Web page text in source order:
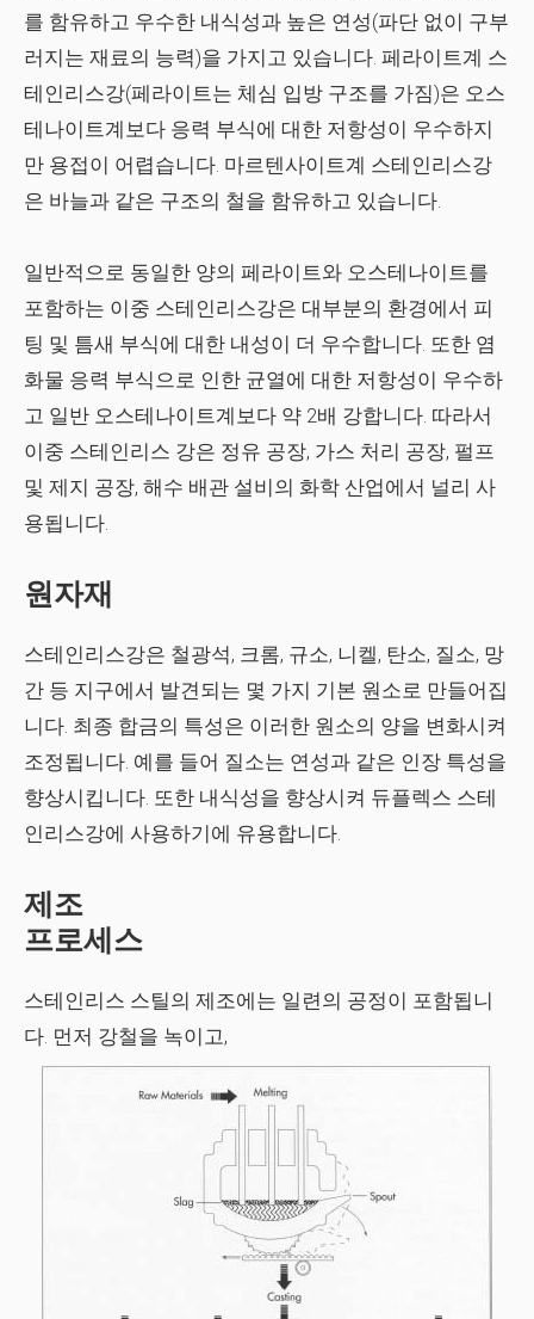
를 함유하고 우수한 내식성과 높은 연성(파단 없이 구부
러지는 재료의 능력)을 가지고 있습니다. 페라이트계 스
테인리스강(페라이트는 체심 입방 구조를 가짐)은 오스
테나이트계보다 응력 부식에 대한 저항성이 우수하지
만 용접이 어렵습니다. 마르텐사이트계 스테인리스강
은 바늘과 같은 구조의 철을 함유하고 있습니다.
일반적으로 동일한 양의 페라이트와 오스테나이트를
포함하는 이중 스테인리스강은 대부분의 환경에서 피
팅 및 틈새 부식에 대한 내성이 더 우수합니다. 또한 염
화물 응력 부식으로 인한 균열에 대한 저항성이 우수하
고 일반 오스테나이트계보다 약 2배 강합니다. 따라서
이중 스테인리스 강은 정유 공장, 가스 처리 공장, 펄프
및 제지 공장, 해수 배관 설비의 화학 산업에서 널리 사
용됩니다.
원자재
스테인리스강은 철광석, 크롬, 규소, 니켈, 탄소, 질소, 망
간 등 지구에서 발견되는 몇 가지 기본 원소로 만들어집
니다. 최종 합금의 특성은 이러한 원소의 양을 변화시켜
조정됩니다. 예를 들어 질소는 연성과 같은 인장 특성을
향상시킵니다. 또한 내식성을 향상시켜 듀플렉스 스테
인리스강에 사용하기에 유용합니다.
제조
프로세스
스테인리스 스틸의 제조에는 일련의 공정이 포함됩니
다. 먼저 강철을 녹이고,